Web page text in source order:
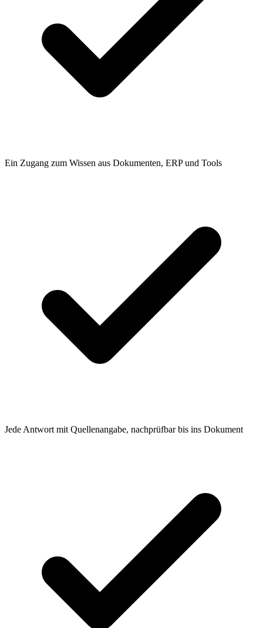
Ein Zugang zum Wissen aus Dokumenten, ERP und Tools
Jede Antwort mit Quellenangabe, nachprüfbar bis ins Dokument